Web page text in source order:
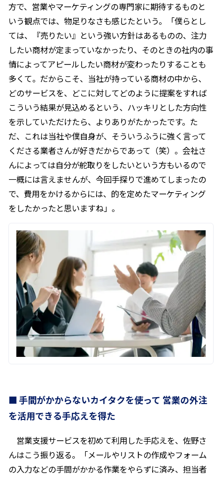
方で、営業やマーケティングの専門家に期待するものと
いう観点では、物足りなさも感じたという。「僕らとし
ては、『売りたい』という強い方針はあるものの、注力
したい商材が定まっていなかったり、そのときの社内の事
情によってアピールしたい商材が変わったりすることも
多くて。だからこそ、当社が持っている商材の中から、
どのサービスを、どこに対してどのように提案をすれば
こういう結果が見込めるという、ハッキリとした方向性
を示していただけたら、よりありがたかったです。た
だ、これは当社や僕自身が、そういうふうに強く言って
くださる業者さんが好きだからであって（笑）。会社さ
んによっては自分が舵取りをしたいという方もいるので
一概には言えませんが、今回手探りで進めてしまったの
で、費用をかけるからには、的を定めたマーケティング
をしたかったと思いますね」。
手間がかからないカイタクを使って 営業の外注
を活用できる手応えを得た
営業支援サービスを初めて利用した手応えを、佐野さ
んはこう振り返る。「メールやリストの作成やフォーム
の入力などの手間がかかる作業をやらずに済み、担当者